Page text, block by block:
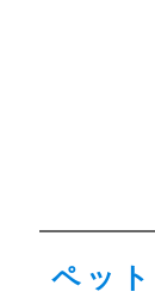
ペッ